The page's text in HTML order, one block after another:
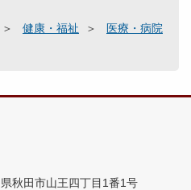
健康・福祉
医療・病院
秋田市山王四丁目1番1号